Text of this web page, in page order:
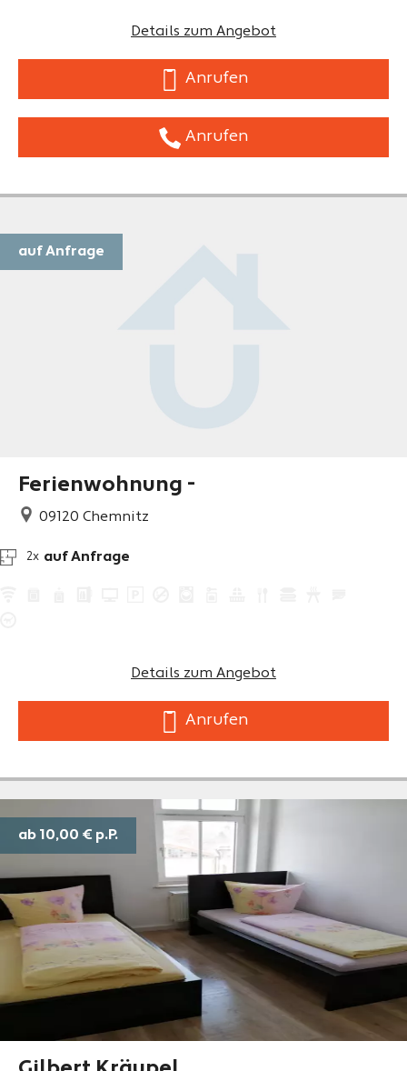
Details zum Angebot
Anrufen
Anrufen
Ferienwohnung -
09120 Chemnitz
2x auf Anfrage
Details zum Angebot
Anrufen
auf Anfrage
ab 10,00 € p.P.